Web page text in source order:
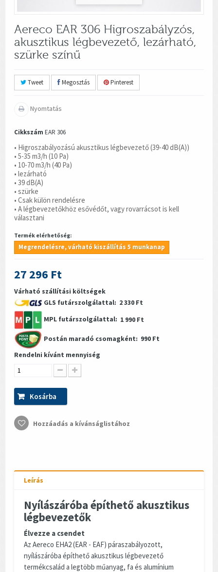
Aereco EAR 306 Higroszabályzós,
akusztikus légbevezető, lezárható,
szürke színű
Tweet Megosztás Pinterest
Nyomtatás
Cikkszám EAR 306
• Higroszabályozású akusztikus légbevezető (39-40 dB(A))
• 5-35 m3/h (10 Pa)
• 10-70 m3/h (40 Pa)
• lezárható
• 39 dB(A)
• szürke
• Csak külön rendelésre
• A légbevezetőkhöz esővédőt, vagy rovarrácsot is kell
választani
Termék elérhetőség:
Megrendelésre, várható kiszállítás 5 munkanap
27 296 Ft
Várható szállítási költségek
GLS futárszolgálattal: 2 330 Ft
MPL futárszolgálattal: 1 990 Ft
Postán maradó csomagként: 990 Ft
Rendelni kívánt mennyiség
Kosárba
Hozzáadás a kívánságlistához
Leírás
Nyílászáróba építhető akusztikus
légbevezetők
Élvezze a csendet
Az Aereco EHA2 (EAR - EAF) páraszabályozott,
nyílászáróba építhető akusztikus légbevezető
termékcsalád a legtöbb műanyag, fa és alumínium